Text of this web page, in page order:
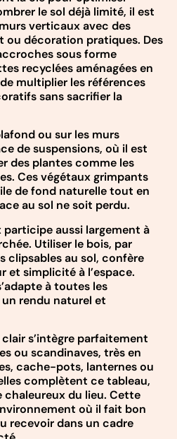
le sol déjà limité, il est
verticaux avec des
ou décoration pratiques. Des
sous forme
recyclées aménagées en
multiplier les références
sans sacrifier la
ou sur les murs
de suspensions, où il est
des plantes comme les
Ces végétaux grimpants
de fond naturelle tout en
au sol ne soit perdu.
aussi largement à
Utiliser le bois, par
clipsables au sol, confère
et simplicité à l’espace.
à toutes les
rendu naturel et
s’intègre parfaitement
ou scandinaves, très en
cache-pots, lanternes ou
complètent ce tableau,
du lieu. Cette
où il fait bon
recevoir dans un cadre